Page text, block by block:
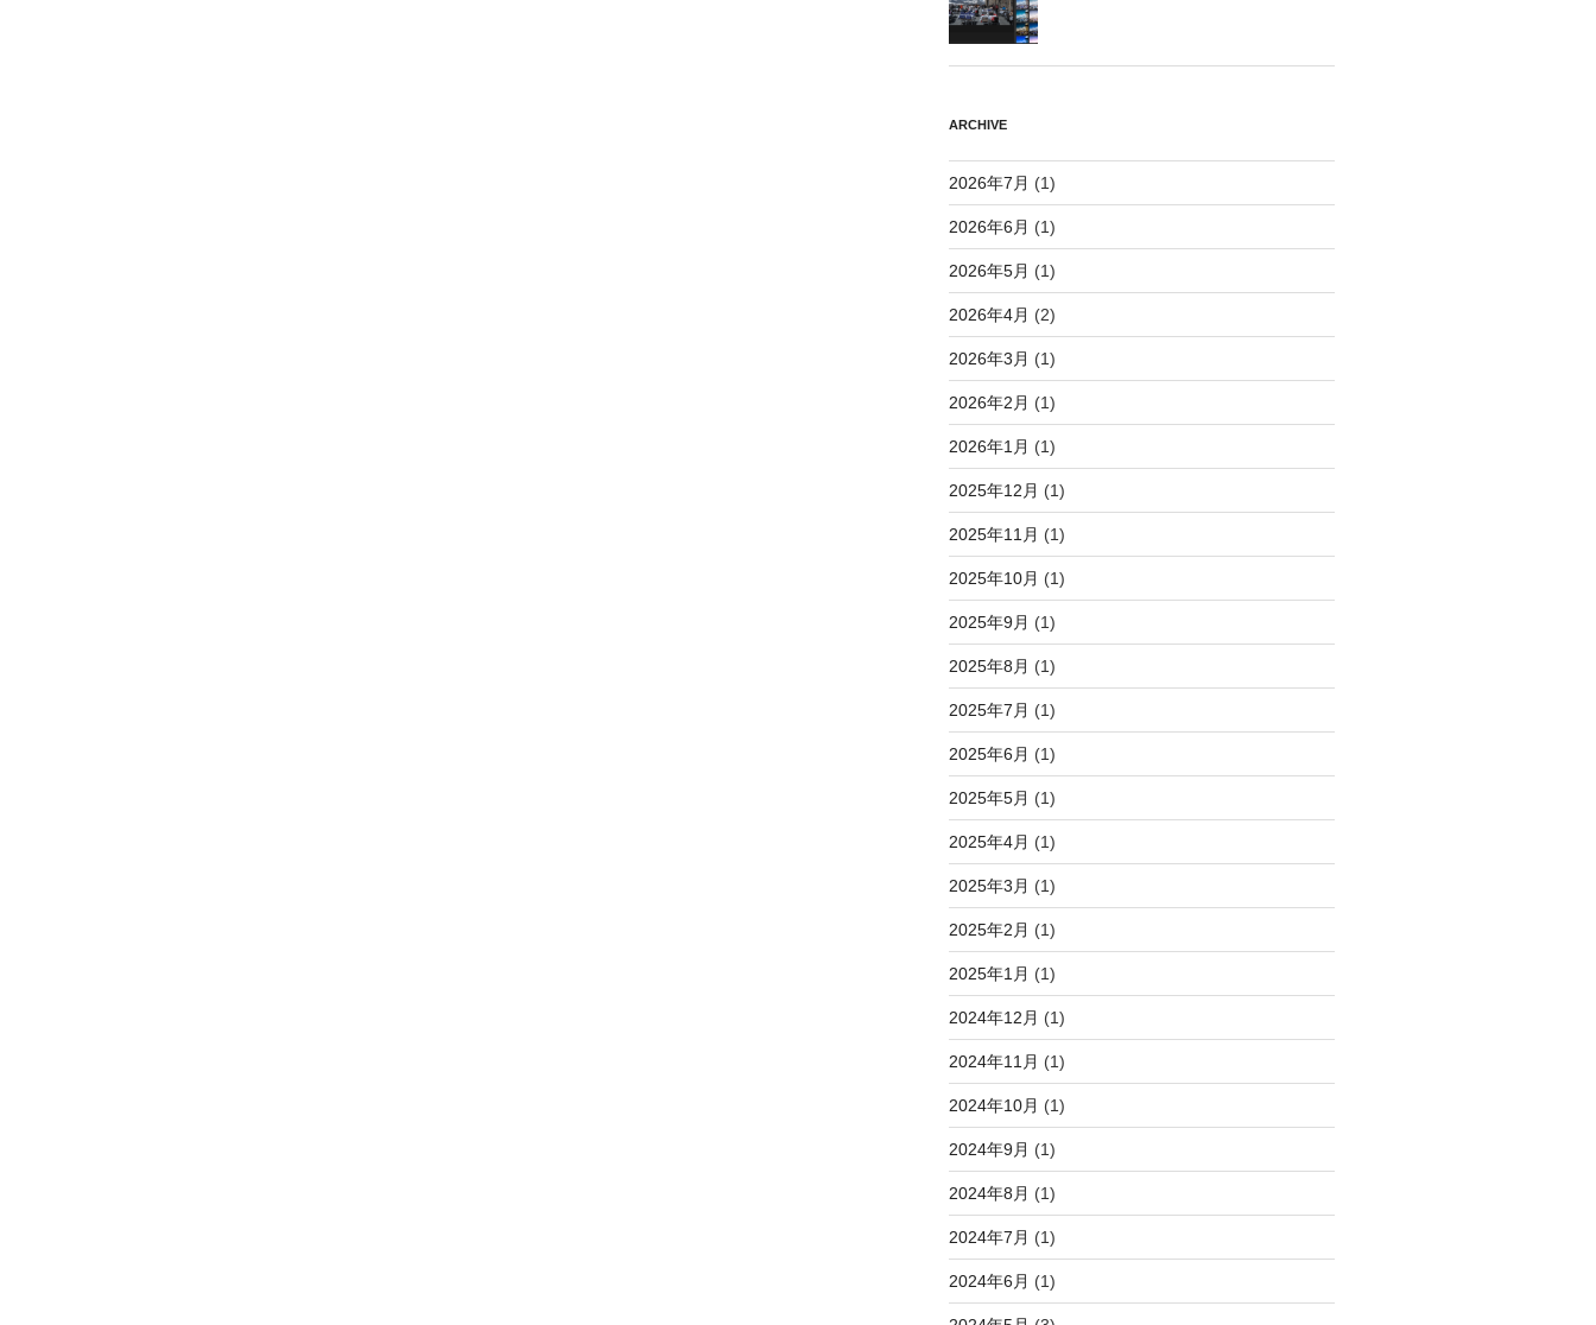
ARCHIVE
2026年7月 (1)
2026年6月 (1)
2026年5月 (1)
2026年4月 (2)
2026年3月 (1)
2026年2月 (1)
2026年1月 (1)
2025年12月 (1)
2025年11月 (1)
2025年10月 (1)
2025年9月 (1)
2025年8月 (1)
2025年7月 (1)
2025年6月 (1)
2025年5月 (1)
2025年4月 (1)
2025年3月 (1)
2025年2月 (1)
2025年1月 (1)
2024年12月 (1)
2024年11月 (1)
2024年10月 (1)
2024年9月 (1)
2024年8月 (1)
2024年7月 (1)
2024年6月 (1)